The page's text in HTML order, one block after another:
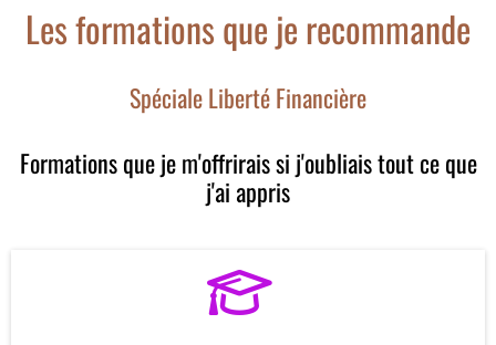
Les formations que je recommande
Spéciale Liberté Financière
Formations que je m'offrirais si j'oubliais tout ce que
j'ai appris